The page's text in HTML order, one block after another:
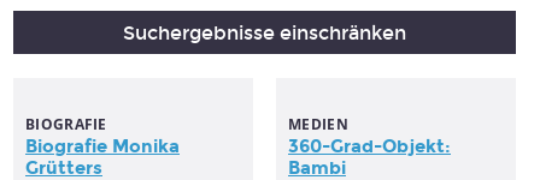
BESTAND
PROJEKT
Suchergebnisse einschränken
BIOGRAFIE
Biografie Monika
Grütters
MEDIEN
360-Grad-Objekt:
Bambi